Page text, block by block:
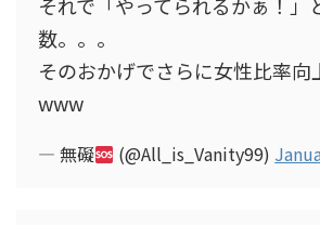
数。。。
そのおかげでさらに女性比率向
www
— 無礙 (@All_is_Vanity99)